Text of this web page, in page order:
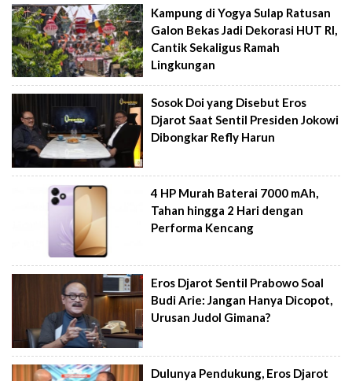
Kampung di Yogya Sulap Ratusan
Galon Bekas Jadi Dekorasi HUT RI,
Cantik Sekaligus Ramah
Lingkungan
Sosok Doi yang Disebut Eros
Djarot Saat Sentil Presiden Jokowi
Dibongkar Refly Harun
4 HP Murah Baterai 7000 mAh,
Tahan hingga 2 Hari dengan
Performa Kencang
Eros Djarot Sentil Prabowo Soal
Budi Arie: Jangan Hanya Dicopot,
Urusan Judol Gimana?
Dulunya Pendukung, Eros Djarot